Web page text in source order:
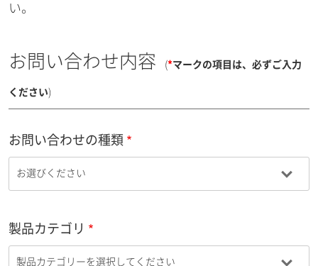
い。
お問い合わせ内容 (*マークの項目は、必ずご入力
ください)
お問い合わせの種類
製品カテゴリ